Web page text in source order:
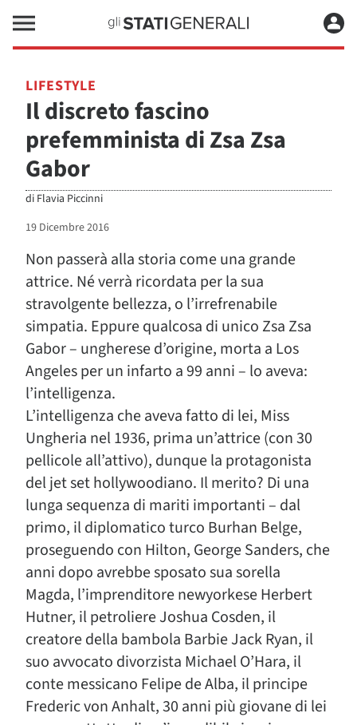
LIFESTYLE
Il discreto fascino
prefemminista di Zsa Zsa
Gabor
di Flavia Piccinni
19 Dicembre 2016
Non passerà alla storia come una grande
attrice. Né verrà ricordata per la sua
stravolgente bellezza, o l’irrefrenabile
simpatia. Eppure qualcosa di unico Zsa Zsa
Gabor – ungherese d’origine, morta a Los
Angeles per un infarto a 99 anni – lo aveva:
l’intelligenza.
L’intelligenza che aveva fatto di lei, Miss
Ungheria nel 1936, prima un’attrice (con 30
pellicole all’attivo), dunque la protagonista
del jet set hollywoodiano. Il merito? Di una
lunga sequenza di mariti importanti – dal
primo, il diplomatico turco Burhan Belge,
proseguendo con Hilton, George Sanders, che
anni dopo avrebbe sposato sua sorella
Magda, l’imprenditore newyorkese Herbert
Hutner, il petroliere Joshua Cosden, il
creatore della bambola Barbie Jack Ryan, il
suo avvocato divorzista Michael O’Hara, il
conte messicano Felipe de Alba, il principe
Frederic von Anhalt, 30 anni più giovane di lei